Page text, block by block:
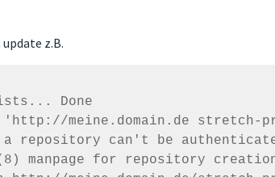
z.B.
lists... Done
'http://meine.domain.de stretch-
a repository can't be
manpage for repository